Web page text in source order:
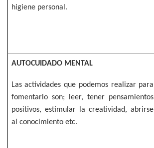
higiene personal.
AUTOCUIDADO MENTAL
Las actividades que podemos realizar para
fomentarlo son; leer, tener pensamientos
positivos, estimular la creatividad, abrirse
al conocimiento etc.